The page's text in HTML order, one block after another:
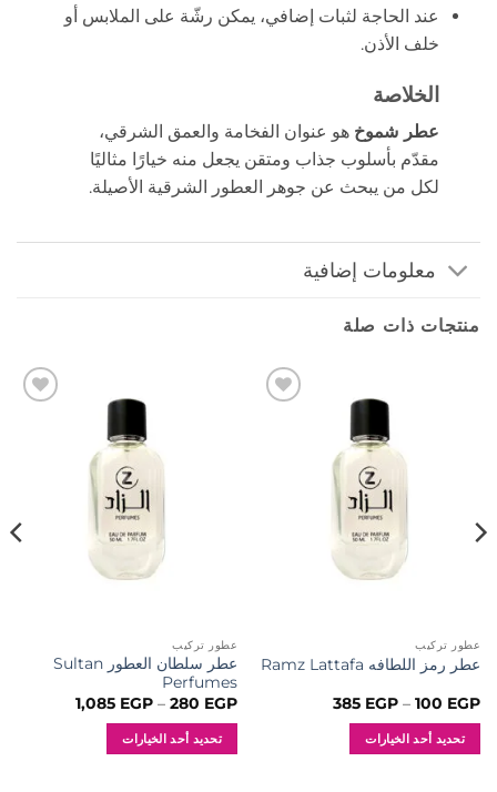
عند الحاجة لثبات إضافي، يمكن رشّة على الملابس أو
خلف الأذن.
الخلاصة
عطر شموخ هو عنوان الفخامة والعمق الشرقي،
مقدّم بأسلوب جذاب ومتقن يجعل منه خيارًا مثاليًا
لكل من يبحث عن جوهر العطور الشرقية الأصيلة.
معلومات إضافية
منتجات ذات صلة
عطور تركيب
عطر رمز اللطافه Ramz Lattafa
100 EGP
–
385 EGP
نطاق
تحديد أحد الخيارات
عطور تركيب
عطر سلطان العطور Sultan
Perfumes
280 EGP
–
1,085 EGP
نطاق
تحديد أحد الخيارات